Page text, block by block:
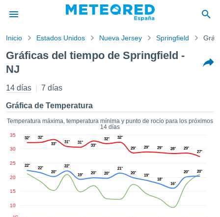
de
para
que se
a este
las
y
forma
digital
basada
Inicio Estados Unidos Nueva Jersey Springfield
Gráficas del tiempo de Springfield -
NJ
14 días 7 días
Gráfica de Temperatura
Temperatura máxima, temperatura mínima y punto de rocío para los próximos
14 días
10
15
20
25
30
35
32°
32°
33°
31° 31°
33°
32° 32°
29° 29° 29° 28° 29°
27°
22°
22°
20°
22°
19°
20° 20°
21°
20°
19°
18°
16°
20° 20°